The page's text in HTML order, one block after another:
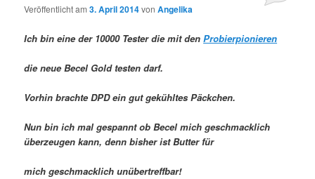
Veröffentlicht am3. April 2014vonAngelika
Ich bin eine der 10000 Tester die mit denProbierpionieren
die neue Becel Gold testen darf.
Vorhin brachte DPD ein gut gekühltes Päckchen.
Nun bin ich mal gespannt ob Becel mich geschmacklich
überzeugen kann, denn bisher ist Butter für
mich geschmacklich unübertreffbar!